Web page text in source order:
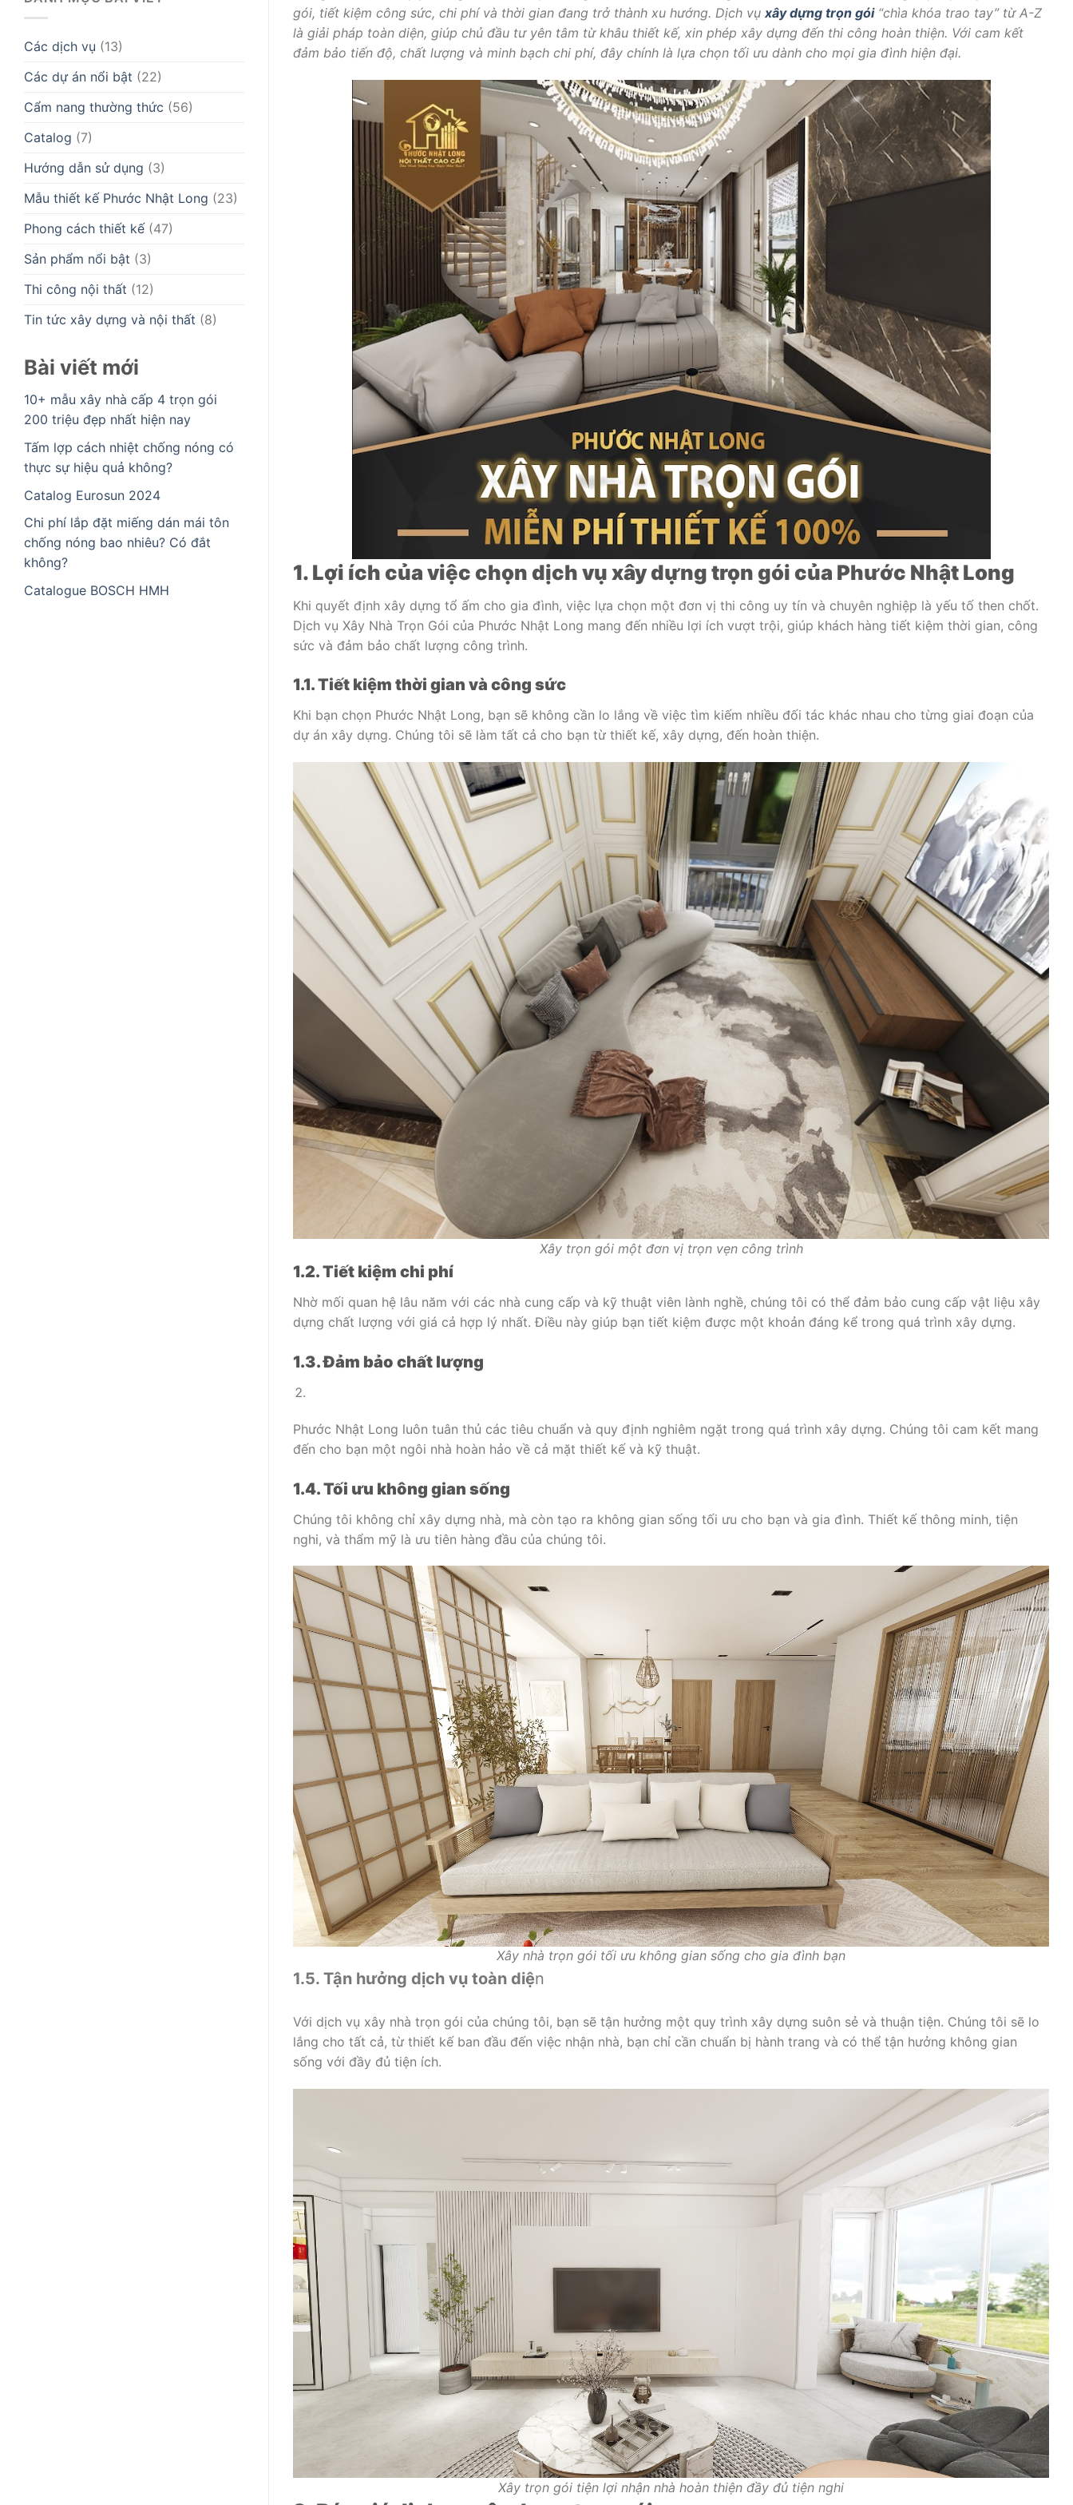
Các dịch vụ (13)
Các dự án nổi bật (22)
Cẩm nang thường thức (56)
Catalog (7)
Hướng dẫn sử dụng (3)
Mẫu thiết kế Phước Nhật Long (23)
Phong cách thiết kế(47)
Sản phẩm nổi bật (3)
Thi công nội thất (12)
Tin tức xây dựng và nội thất (8)
Bài viết mới
10+ mẫu xây nhà cấp 4 trọn gói
200 triệu đẹp nhất hiện nay
Tấm lợp cách nhiệt chống nóng có
thực sự hiệu quả không?
Catalog Eurosun 2024
Chi phí lắp đặt miếng dán mái tôn
chống nóng bao nhiêu? Có đắt
không?
Catalogue BOSCH HMH
gói, tiết kiệm công sức, chi phí và thời gian đang trở thành xu hướng. Dịch vụ xây dựng trọn gói“chìa khóa trao tay” từ A-Z
là giải pháp toàn diện, giúp chủ đầu tư yên tâm từ khâu thiết kế, xin phép xây dựng đến thi công hoàn thiện. Với cam kết
đảm bảo tiến độ, chất lượng và minh bạch chi phí, đây chính là lựa chọn tối ưu dành cho mọi gia đình hiện đại.
1. Lợi ích của việc chọn dịch vụ xây dựng trọn gói của Phước Nhật Long
Khi quyết định xây dựng tổ ấm cho gia đình, việc lựa chọn một đơn vị thi công uy tín và chuyên nghiệp là yếu tố then chốt.
Dịch vụ Xây Nhà Trọn Gói của Phước Nhật Long mang đến nhiều lợi ích vượt trội, giúp khách hàng tiết kiệm thời gian, công
sức và đảm bảo chất lượng công trình.
1.1. Tiết kiệm thời gian và công sức
Khi bạn chọn Phước Nhật Long, bạn sẽ không cần lo lắng về việc tìm kiếm nhiều đối tác khác nhau cho từng giai đoạn của
dự án xây dựng. Chúng tôi sẽ làm tất cả cho bạn từ thiết kế, xây dựng, đến hoàn thiện.
Xây trọn gói một đơn vị trọn vẹn công trình
1.2. Tiết kiệm chi phí
Nhờ mối quan hệ lâu năm với các nhà cung cấp và kỹ thuật viên lành nghề, chúng tôi có thể đảm bảo cung cấp vật liệu xây
dựng chất lượng với giá cả hợp lý nhất. Điều này giúp bạn tiết kiệm được một khoản đáng kể trong quá trình xây dựng.
1.3. Đảm bảo chất lượng
Phước Nhật Long luôn tuân thủ các tiêu chuẩn và quy định nghiêm ngặt trong quá trình xây dựng. Chúng tôi cam kết mang
đến cho bạn một ngôi nhà hoàn hảo về cả mặt thiết kế và kỹ thuật.
1.4. Tối ưu không gian sống
Chúng tôi không chỉ xây dựng nhà, mà còn tạo ra không gian sống tối ưu cho bạn và gia đình. Thiết kế thông minh, tiện
nghi, và thẩm mỹ là ưu tiên hàng đầu của chúng tôi.
Xây nhà trọn gói tối ưu không gian sống cho gia đình bạn
1.5. Tận hưởng dịch vụ toàn diện
Với dịch vụ xây nhà trọn gói của chúng tôi, bạn sẽ tận hưởng một quy trình xây dựng suôn sẻ và thuận tiện. Chúng tôi sẽ lo
lắng cho tất cả, từ thiết kế ban đầu đến việc nhận nhà, bạn chỉ cần chuẩn bị hành trang và có thể tận hưởng không gian
sống với đầy đủ tiện ích.
Xây trọn gói tiện lợi nhận nhà hoàn thiện đầy đủ tiện nghi